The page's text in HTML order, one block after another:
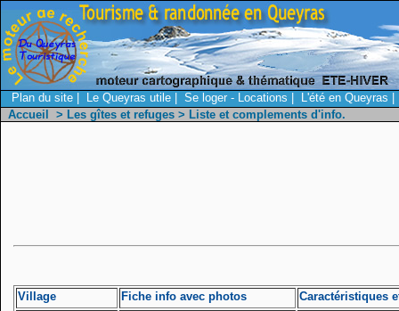
Plan du site Le Queyras utile Se loger - Locations L'été en Queyras
Accueil
> Les gîtes et refuges > Liste et complements d'info.
Village Fiche info avec photos Caractéristiques